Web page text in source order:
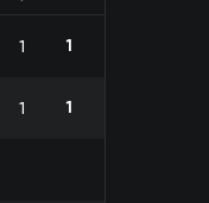
1 1
1 1